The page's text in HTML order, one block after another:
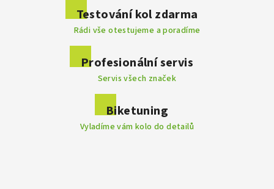
Testování kol zdarma
Rádi vše otestujeme a poradíme
Profesionální servis
Servis všech značek
Biketuning
Vyladíme vám kolo do detailů